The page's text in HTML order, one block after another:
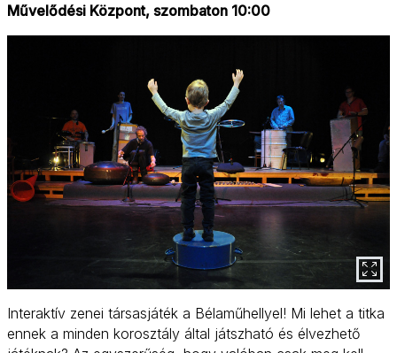
Művelődési Központ, szombaton 10:00
Interaktív zenei társasjáték a Bélaműhellyel! Mi lehet a titka
ennek a minden korosztály által játszható és élvezhető